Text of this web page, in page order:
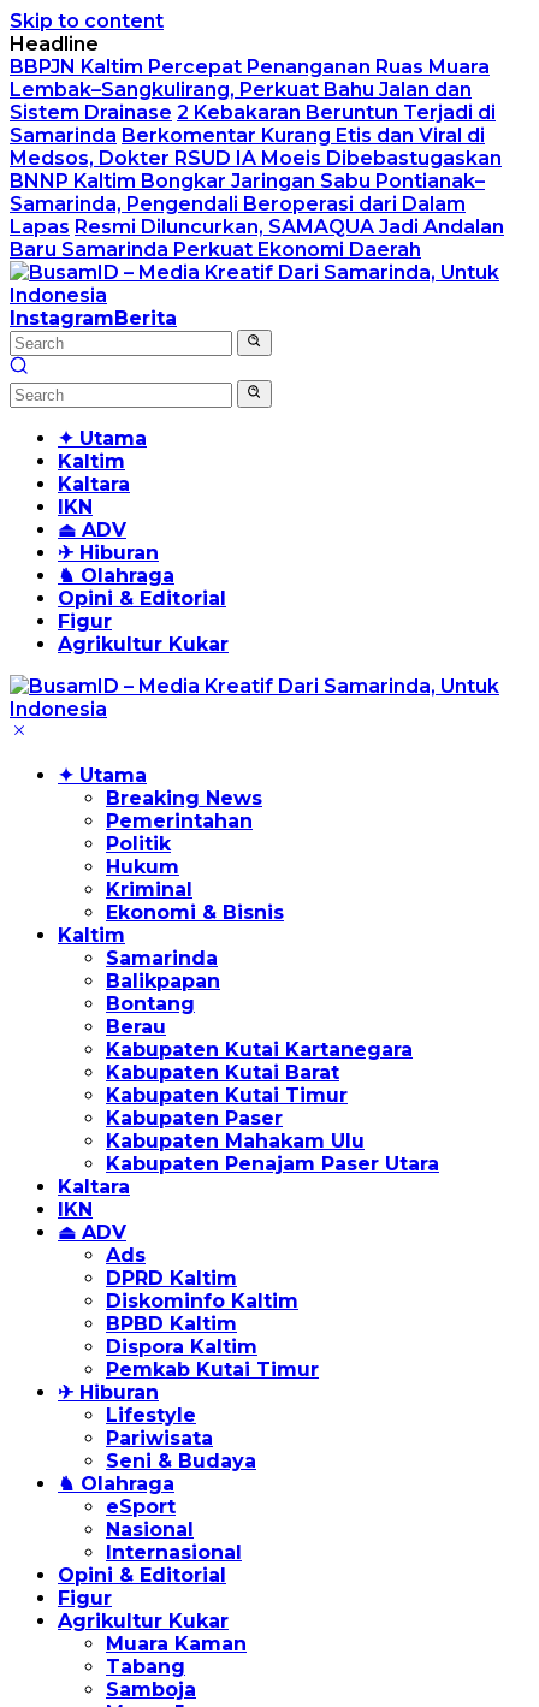
Skip to content
Headline
BBPJN Kaltim Percepat Penanganan Ruas Muara
Lembak–Sangkulirang, Perkuat Bahu Jalan dan
Sistem Drainase 2 Kebakaran Beruntun Terjadi di
Samarinda Berkomentar Kurang Etis dan Viral di
Medsos, Dokter RSUD IA Moeis Dibebastugaskan
BNNP Kaltim Bongkar Jaringan Sabu Pontianak–
Samarinda, Pengendali Beroperasi dari Dalam
Lapas Resmi Diluncurkan, SAMAQUA Jadi Andalan
Baru Samarinda Perkuat Ekonomi Daerah
InstagramBerita
✦ Utama
Kaltim
Kaltara
IKN
⏏ ADV
✈ Hiburan
♞ Olahraga
Opini & Editorial
Figur
Agrikultur Kukar
✦ Utama
Breaking News
Pemerintahan
Politik
Hukum
Kriminal
Ekonomi & Bisnis
Kaltim
Samarinda
Balikpapan
Bontang
Berau
Kabupaten Kutai Kartanegara
Kabupaten Kutai Barat
Kabupaten Kutai Timur
Kabupaten Paser
Kabupaten Mahakam Ulu
Kabupaten Penajam Paser Utara
Kaltara
IKN
⏏ ADV
Ads
DPRD Kaltim
Diskominfo Kaltim
BPBD Kaltim
Dispora Kaltim
Pemkab Kutai Timur
✈ Hiburan
Lifestyle
Pariwisata
Seni & Budaya
♞ Olahraga
eSport
Nasional
Internasional
Opini & Editorial
Figur
Agrikultur Kukar
Muara Kaman
Tabang
Samboja